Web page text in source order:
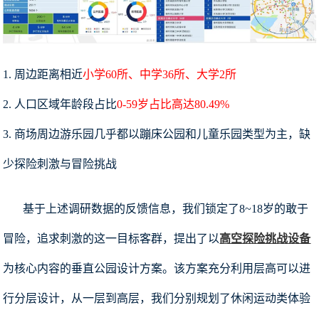
1. 周边距离相近小学60所、中学36所、大学2所
2. 人口区域年龄段占比0-59岁占比高达80.49%
3. 商场周边游乐园几乎都以蹦床公园和儿童乐园类型为主，缺
少探险刺激与冒险挑战
基于上述调研数据的反馈信息，我们锁定了8~18岁的敢于
冒险，追求刺激的这一目标客群，提出了以高空探险挑战设备
为核心内容的垂直公园设计方案。该方案充分利用层高可以进
行分层设计，从一层到高层，我们分别规划了休闲运动类体验